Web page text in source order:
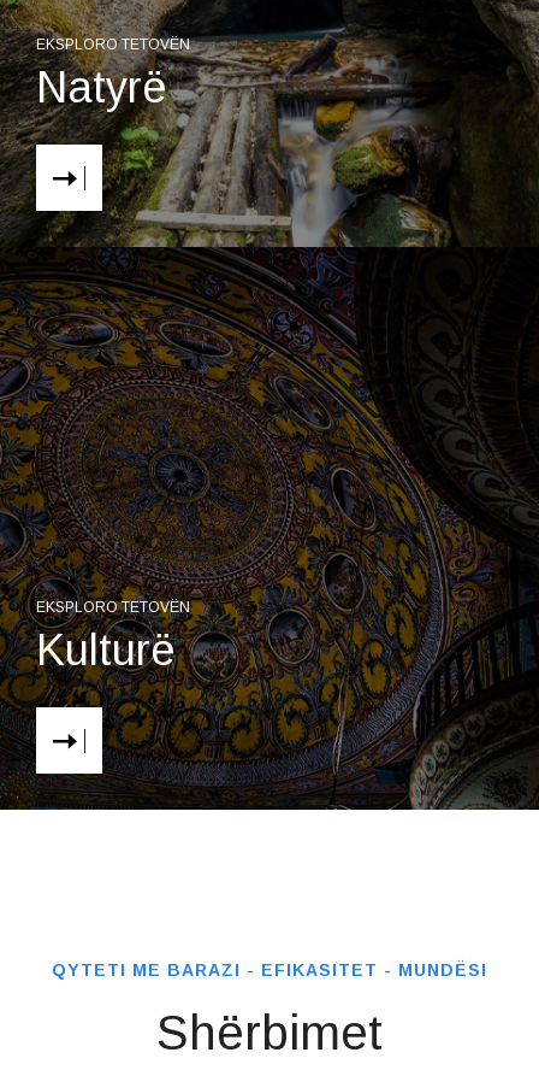
EKSPLORO TETOVËN
Natyrë
EKSPLORO TETOVËN
Kulturë
QYTETI ME BARAZI - EFIKASITET - MUNDËSI
Shërbimet